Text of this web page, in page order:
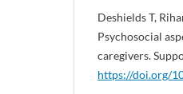
Deshields T,
Psychosocial
caregivers.
https://doi.org/